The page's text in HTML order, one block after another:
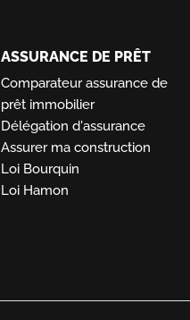
ASSURANCE DE PRÊT
Comparateur assurance de
prêt immobilier
Délégation d'assurance
Assurer ma construction
Loi Bourquin
Loi Hamon